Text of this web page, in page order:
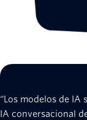
“Los modelos de IA
IA conversacional